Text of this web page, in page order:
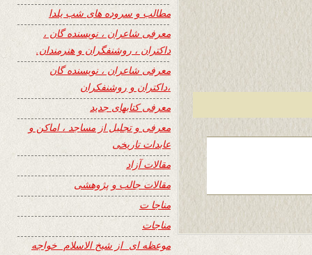
مطالب و سروده های شب یلدا
معرفی شاعران ، نویسنده گان ،
داکتران ، روشنفگران و هنرمندان.
معرفی شاعران ، نویسنده گان
،داکتران و روشنفکران
معرفی کتابهای جدید
معرفی و تجلیل از مساجد ، اماکن و
عابدات تاریخی
مقالات آزاد
مقالات جالب و پژوهشی
مناجا ت
مناجات
موعظه ای از شیخ الاسلام خواجه